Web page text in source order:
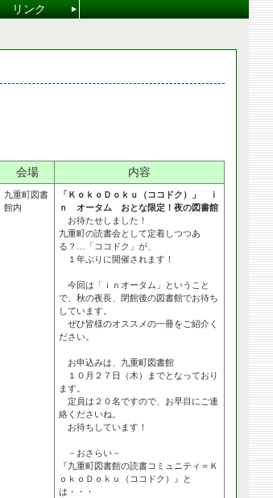
リンク
会場 内容
九重町図書
館内
「ＫｏｋｏＤｏｋｕ（ココドク）」 ｉ
ｎ オータム おとな限定！夜の図書館
お待たせしました！
九重町の読書会として定着しつつあ
る？…「ココドク」が、
１年ぶりに開催されます！
今回は「ｉｎオータム」ということ
で、秋の夜長、閉館後の図書館でお待ち
しています。
ぜひ皆様のオススメの一冊をご紹介く
ださい。
お申込みは、九重町図書館
１０月２７日（木）までとなっており
ます。
定員は２０名ですので、お早目にご連
絡くださいね。
お待ちしています！
－おさらい－
『九重町図書館の読書コミュニティ＝Ｋ
ｏｋｏＤｏｋｕ（ココドク）』と
は・・・